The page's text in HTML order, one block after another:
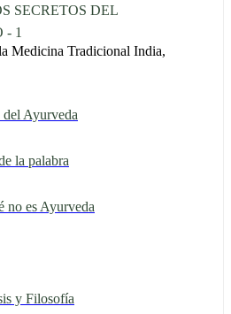
SECRETOS DEL
- 1
Medicina Tradicional India,
Ayurveda
la palabra
no es Ayurveda
y Filosofía